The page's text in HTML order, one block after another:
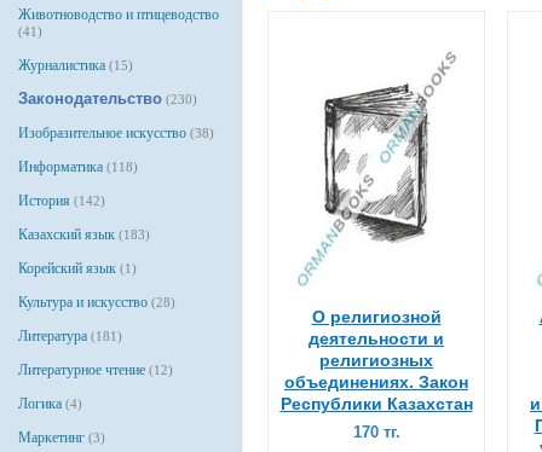
Животноводство и птицеводство
(41)
Журналистика (15)
Законодательство (230)
Изобразительное искусство (38)
Информатика (118)
История (142)
Казахский язык (183)
Корейский язык (1)
Культура и искусство (28)
Литература (181)
Литературное чтение (12)
Логика (4)
Маркетинг (3)
О религиозной
деятельности и
религиозных
объединениях. Закон
Республики Казахстан
170 тг.